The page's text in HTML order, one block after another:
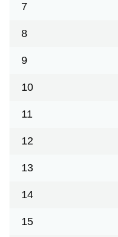
7
8
9
10
11
12
13
14
15